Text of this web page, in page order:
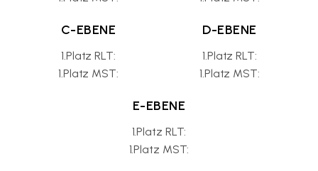
C-EBENE
1.Platz RLT:
1.Platz MST:
D-EBENE
1.Platz RLT:
1.Platz MST:
E-EBENE
1.Platz RLT:
1.Platz MST: